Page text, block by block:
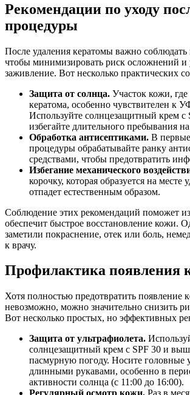
Рекомендации по уходу
процедуры
После удаления кератомы важно соблюдать
чтобы минимизировать риск осложнений и
заживление. Вот несколько практических
Защита от солнца. Участок кожи, где
кератома, особенно чувствителен к
Используйте солнцезащитный крем с
избегайте длительного пребывания
Обработка антисептиками. В
процедуры обрабатывайте ранку
средствами, чтобы предотвратить
Избегание механического
корочку, которая образуется на месте
отпадет естественным образом.
Соблюдение этих рекомендаций поможет
обеспечит быстрое восстановление кожи.
заметили покраснение, отек или боль,
к врачу.
Профилактика появления
Хотя полностью предотвратить появление
невозможно, можно значительно снизить
Вот несколько простых, но эффективных
Защита от ультрафиолета.
солнцезащитный крем с SPF 30 и
пасмурную погоду. Носите головные
длинными рукавами, особенно в
активности солнца (с 11:00 до 16:00).